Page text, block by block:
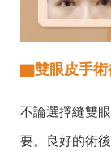
▇雙眼皮手術
不論選擇縫雙
要。良好的術